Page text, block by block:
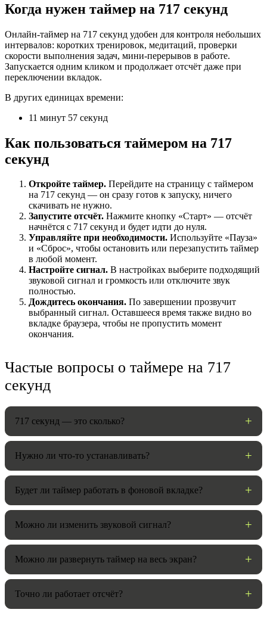
Громкость:
Когда нужен таймер на 717 секунд
Онлайн-таймер на 717 секунд удобен для контроля небольших
интервалов: коротких тренировок, медитаций, проверки
скорости выполнения задач, мини-перерывов в работе.
Запускается одним кликом и продолжает отсчёт даже при
переключении вкладок.
В других единицах времени:
11 минут 57 секунд
Как пользоваться таймером на 717
секунд
Откройте таймер. Перейдите на страницу с таймером
на 717 секунд — он сразу готов к запуску, ничего
скачивать не нужно.
Запустите отсчёт. Нажмите кнопку «Старт» — отсчёт
начнётся с 717 секунд и будет идти до нуля.
Управляйте при необходимости. Используйте «Пауза»
и «Сброс», чтобы остановить или перезапустить таймер
в любой момент.
Настройте сигнал. В настройках выберите подходящий
звуковой сигнал и громкость или отключите звук
полностью.
Дождитесь окончания. По завершении прозвучит
выбранный сигнал. Оставшееся время также видно во
вкладке браузера, чтобы не пропустить момент
окончания.
Частые вопросы о таймере на 717
секунд
717 секунд — это сколько?
Нужно ли что-то устанавливать?
Будет ли таймер работать в фоновой вкладке?
Можно ли изменить звуковой сигнал?
Можно ли развернуть таймер на весь экран?
Точно ли работает отсчёт?